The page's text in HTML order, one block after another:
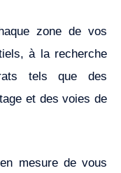
zone de vos
à la recherche
tels que des
et des voies de
mesure de vous